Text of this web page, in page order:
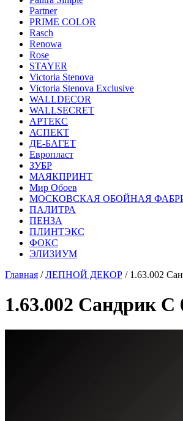
Partner
PRIME COLOR
Rasch
Renowa
Rose
STAYER
Victoria Stenova
Victoria Stenova Exclusive
WALLDECOR
WALLSECRET
АРТЕКС
АСПЕКТ
ДЕ-БАГЕТ
Европласт
ЗУБР
МАЯКПРИНТ
Мир Обоев
МОСКОВСКАЯ ОБОЙНАЯ
ПАЛИТРА
ПЕНЗА
ПЛИНТЭКС
ФОКС
ЭЛИЗИУМ
Главная /ЛЕПНОЙ ДЕКОР / 1.63.002
1.63.002 Сандрик С